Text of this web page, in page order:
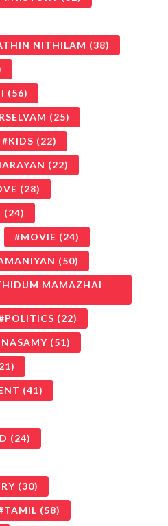
NITHILAM (38)
(56)
(25)
KIDS (22)
(22)
(28)
(24)
MOVIE (24)
(50)
MAMAZHAI
POLITICS (22)
(51)
(41)
(24)
(30)
TAMIL (58)